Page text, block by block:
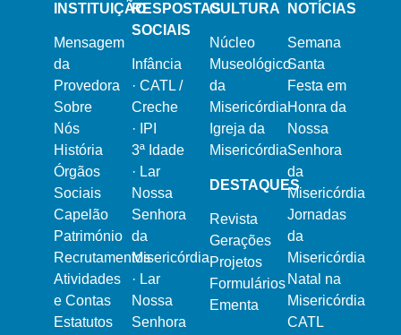
INSTITUIÇÃO
Mensagem
da
Provedora
Sobre
Nós
História
Órgãos
Sociais
Capelão
Património
Recrutamentos
Atividades
e Contas
Estatutos
RESPOSTAS
SOCIAIS
Infância
· CATL /
Creche
·
IPI
3ª Idade
· Lar
Nossa
Senhora
da
Misericórdia
· Lar
Nossa
Senhora
CULTURA
Núcleo
Museológico
da
Misericórdia
Igreja da
Misericórdia
DESTAQUES
Revista
Gerações
Projetos
Formulários
Ementa
NOTÍCIAS
Semana
Santa
Festa em
Honra da
Nossa
Senhora
da
Misericórdia
Jornadas
da
Misericórdia
Natal na
Misericórdia
CATL